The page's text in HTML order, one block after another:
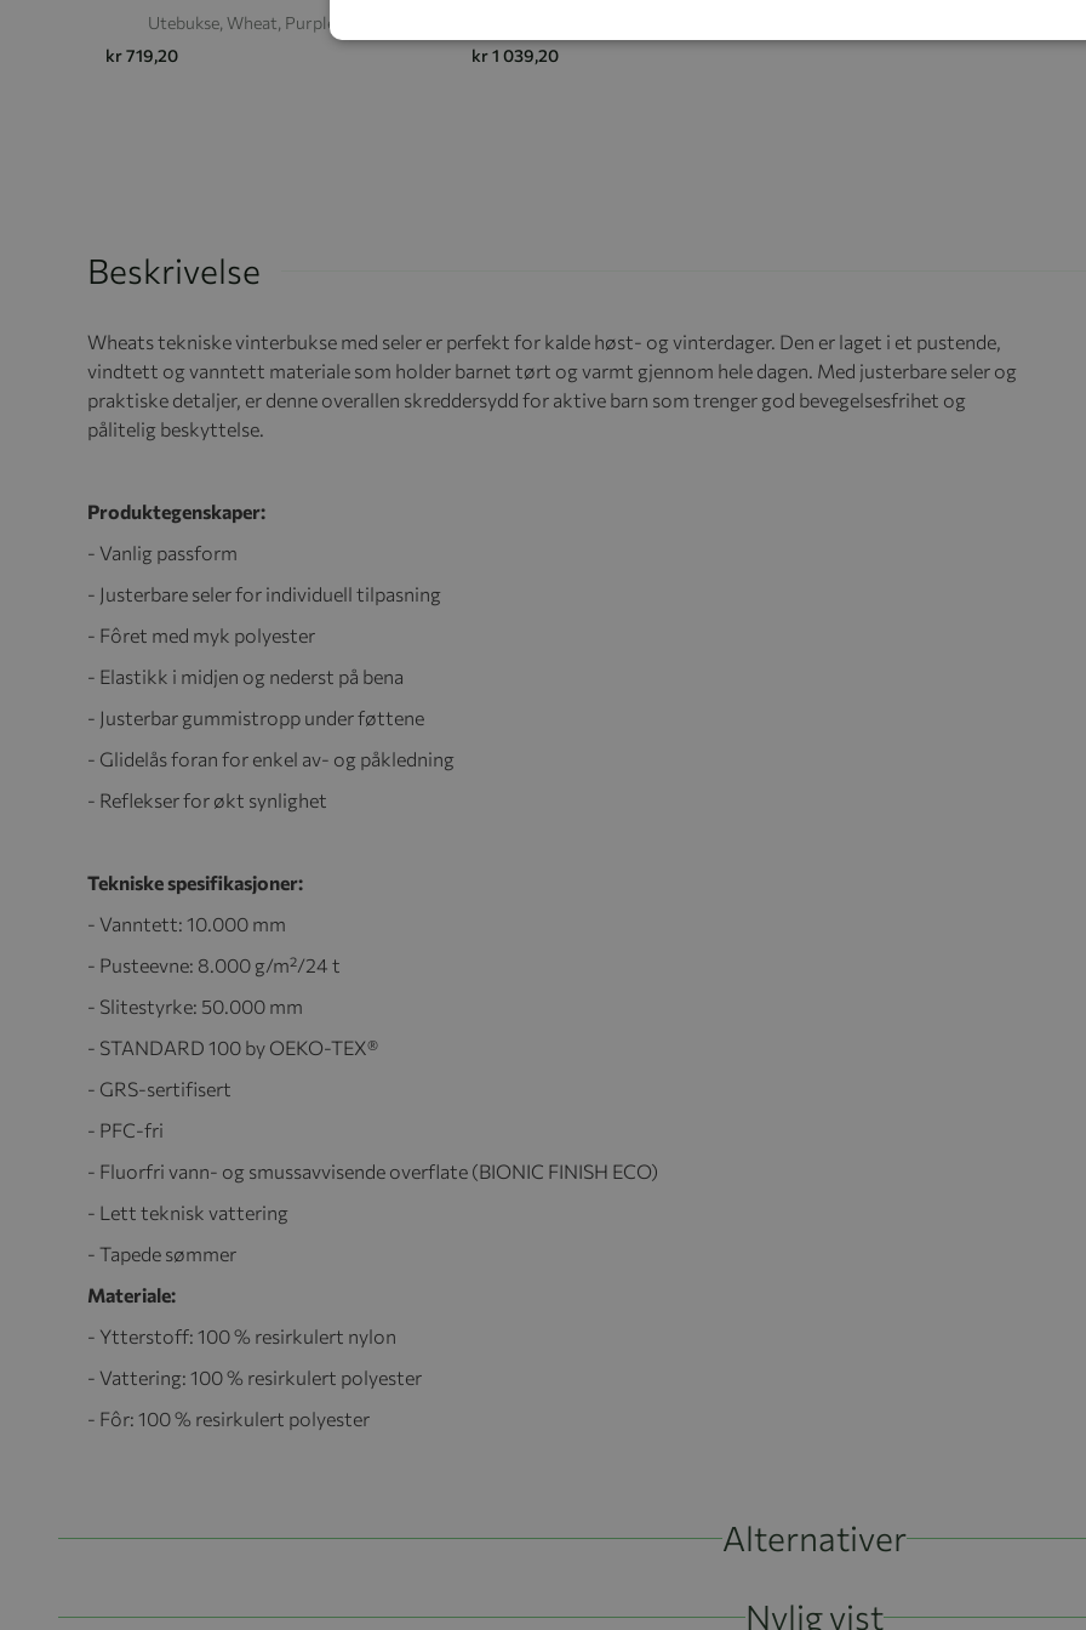
Beskrivelse
Wheats tekniske vinterbukse med seler er perfekt for kalde høst- og vinterdager. Den er laget i et pustende,
vindtett og vanntett materiale som holder barnet tørt og varmt gjennom hele dagen. Med justerbare seler og
praktiske detaljer, er denne overallen skreddersydd for aktive barn som trenger god bevegelsesfrihet og
pålitelig beskyttelse.
Produktegenskaper:
- Vanlig passform
- Justerbare seler for individuell tilpasning
- Fôret med myk polyester
- Elastikk i midjen og nederst på bena
- Justerbar gummistropp under føttene
- Glidelås foran for enkel av- og påkledning
- Reflekser for økt synlighet
Tekniske spesifikasjoner:
- Vanntett: 10.000 mm
- Pusteevne: 8.000 g/m²/24 t
- Slitestyrke: 50.000 mm
- STANDARD 100 by OEKO-TEX®
- GRS-sertifisert
- PFC-fri
- Fluorfri vann- og smussavvisende overflate (BIONIC FINISH ECO)
- Lett teknisk vattering
- Tapede sømmer
Materiale:
- Ytterstoff: 100 % resirkulert nylon
- Vattering: 100 % resirkulert polyester
- Fôr: 100 % resirkulert polyester
Utebukse, Wheat, Purple Stone
kr 719,20
kr 1 039,20
Alternativer
Nylig vist